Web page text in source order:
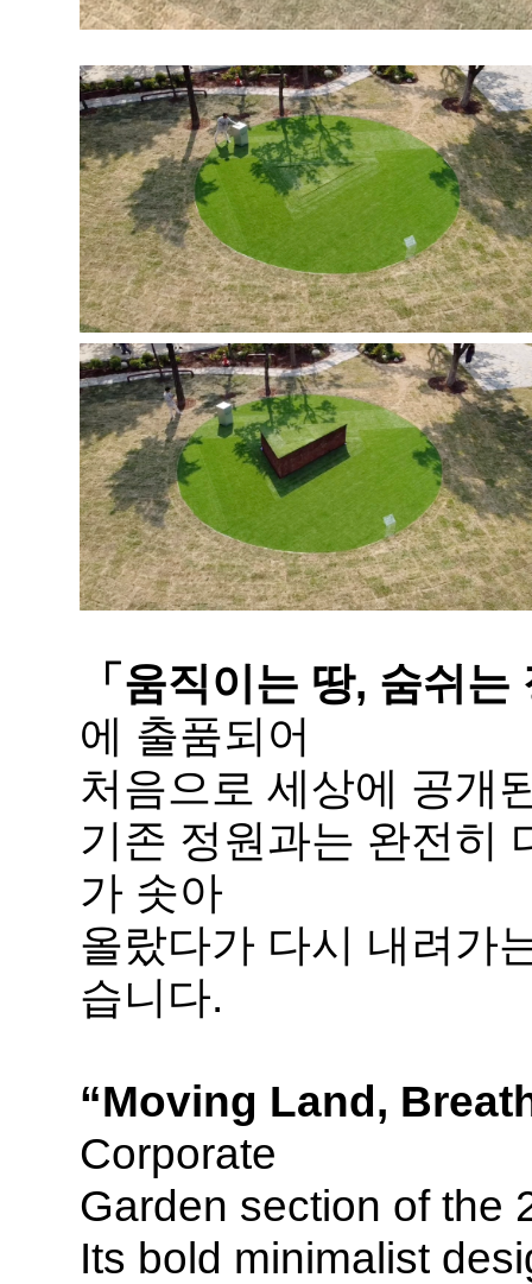
「움직이는 땅, 숨쉬는
에 출품되어
처음으로 세상에 공개
기존 정원과는 완전히
가 솟아
올랐다가 다시 내려가
습니다.
“Moving Land,
Corporate
Garden section of the
Its bold minimalist